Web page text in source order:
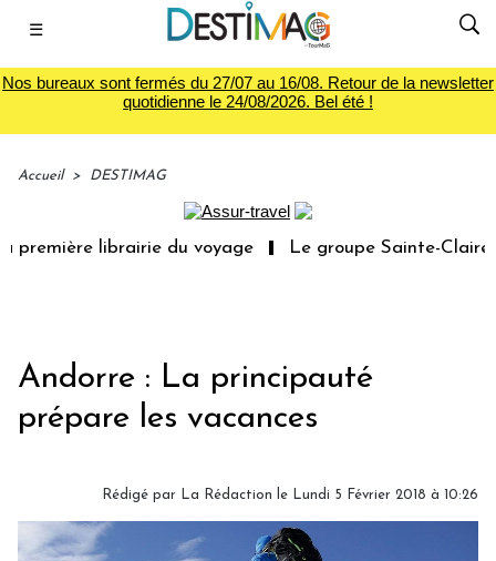
☰
Nos bureaux sont fermés du 27/07 au 16/08. Retour de la newsletter
quotidienne le 24/08/2026. Bel été !
Accueil > DESTIMAG
librairie du voyage Le groupe Sainte-Claire
Andorre : La principauté
prépare les vacances
Rédigé par La Rédaction le Lundi 5 Février 2018 à 10:26